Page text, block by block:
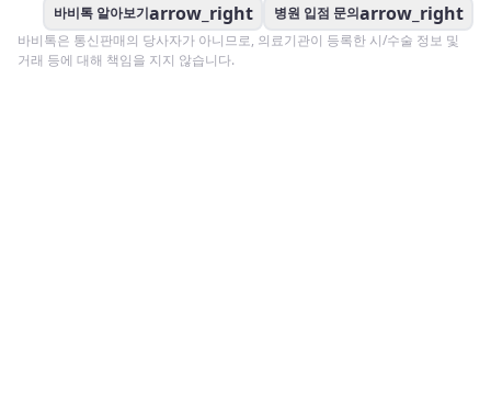
바비톡 알아보기arrow_right 병원 입점 문의arrow_right
바비톡은 통신판매의 당사자가 아니므로, 의료기관이 등록한 시/수술 정보 및
거래 등에 대해 책임을 지지 않습니다.